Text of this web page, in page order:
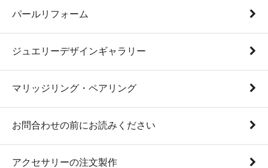
パールリフォーム
ジュエリーデザインギャラリー
マリッジリング・ペアリング
お問合わせの前にお読みください
アクセサリーの注文製作